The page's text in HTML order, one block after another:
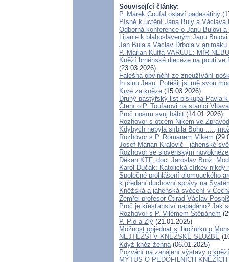
Související články:
P. Marek Coufal oslaví padesátiny
Písně k uctění Jana Buly a Václava
Odborná konference o Janu Bulovi
Litanie k blahoslaveným Janu
Jan Bula a Václav Drbola v animáku
P. Marian Kuffa VARUJE: MÍR
Kněží brněnské diecéze na pouti
(23.03.2026)
Falešná obvinění ze zneužívání
In sinu Jesu: Potěšil jsi mě svou
Krve za kněze (15.03.2026)
Druhý pastýřský list biskupa Pavla
Čtení o P. Toufarovi na stanici Vltava
Proč nosím svůj hábit (14.01.2026)
Rozhovor s otcem Nikem ve
Kdybych nebyla slíbila Bohu ....,
Rozhovor s P. Romanem Vlkem
Josef Marian Kralovič - jáhenské
Rozhovor se slovenským
Děkan KTF, doc. Jaroslav Brož:
Karol Dučák: Katolická církev
Společné prohlášení olomouckého
k předání duchovní správy na
Kněžská a jáhenská svěcení v
Zemřel profesor Ctirad Václav
Proč je křesťanství napadáno? Jak
Rozhovor s P. Vilémem Štěpánem
P. Pio a Zlý (21.01.2025)
Možnost objednat si brožurku o
NEJTĚŽŠÍ V KNĚŽSKÉ SLUŽBĚ
Když kněz žehná(06.01.2025)
Pozvání na zahájení výstavy o
MÝTUS O PEDOFILNÍCH